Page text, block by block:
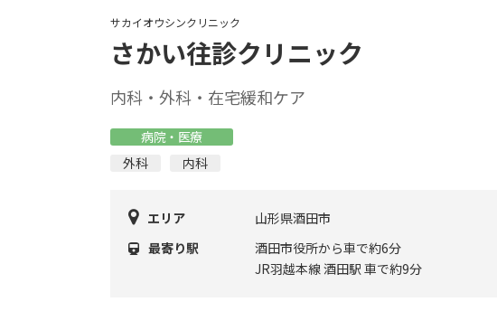
サカイオウシンクリニック
さかい往診クリニック
内科・外科・在宅緩和ケア
病院・医療
外科
内科
エリア
山形県酒田市
最寄り駅
酒田市役所から車で約6分
JR羽越本線 酒田駅 車で約9分